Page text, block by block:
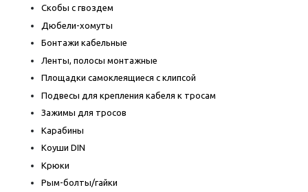
Скобы с гвоздем
Дюбели-хомуты
Бонтажи кабельные
Ленты, полосы монтажные
Площадки самоклеящиеся с клипсой
Подвесы для крепления кабеля к тросам
Зажимы для тросов
Карабины
Коуши DIN
Крюки
Рым-болты/гайки